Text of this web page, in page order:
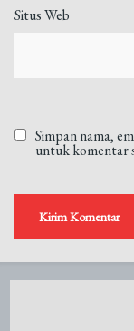
Situs Web
Simpan nama,
untuk komentar